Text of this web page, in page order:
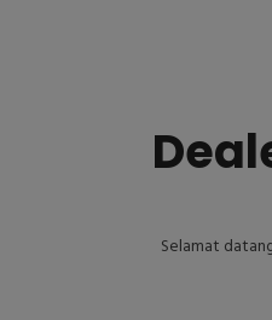
Selamat